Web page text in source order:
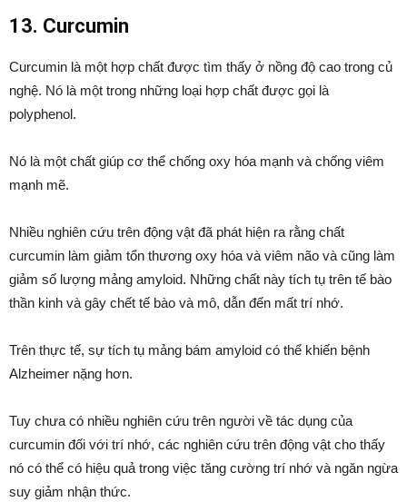
13. Curcumin
Curcumin là một hợp chất được tìm thấy ở nồng độ cao trong củ
nghệ. Nó là một trong những loại hợp chất được gọi là
polyphenol.
Nó là một chất giúp cơ thể chống oxy hóa mạnh và chống viêm
mạnh mẽ.
Nhiều nghiên cứu trên động vật đã phát hiện ra rằng chất
curcumin làm giảm tổn thương oxy hóa và viêm não và cũng làm
giảm số lượng mảng amyloid. Những chất này tích tụ trên tế bào
thần kinh và gây chết tế bào và mô, dẫn đến mất trí nhớ.
Trên thực tế, sự tích tụ mảng bám amyloid có thể khiến bệnh
Alzheimer nặng hơn.
Tuy chưa có nhiều nghiên cứu trên người về tác dụng của
curcumin đối với trí nhớ, các nghiên cứu trên động vật cho thấy
nó có thể có hiệu quả trong việc tăng cường trí nhớ và ngăn ngừa
suy giảm nhận thức.